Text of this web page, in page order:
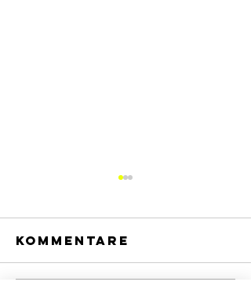
Kommentare